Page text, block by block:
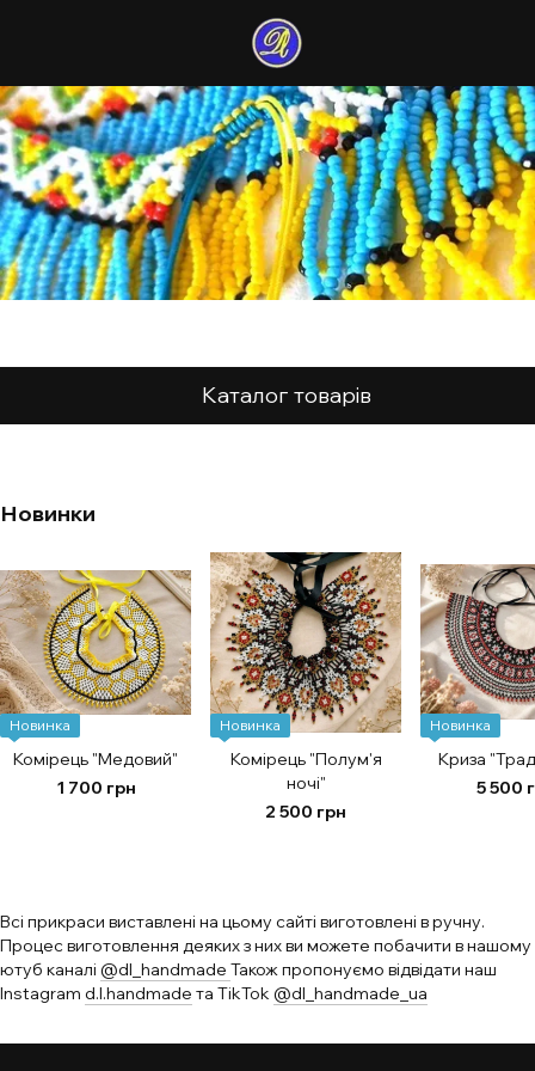
Каталог товарів
Новинки
Новинка
Комірець "Медовий"
1 700 грн
Новинка
Комірець "Полум'я
ночі"
2 500 грн
Новинка
Криза
5 500
Всі прикраси виставлені на цьому сайті виготовлені в ручну.
Процес виготовлення деяких з них ви можете побачити в нашому
ютуб каналі @dl_handmade Також пропонуємо відвідати наш
Instagram d.l.handmade та TikTok @dl_handmade_ua